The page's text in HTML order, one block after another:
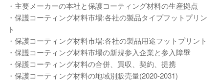
・主要メーカーの本社と保護コーティング材料の生産拠点
・保護コーティング材料市場:各社の製品タイプフットプリン
ト
・保護コーティング材料市場:各社の製品用途フットプリント
・保護コーティング材料市場の新規参入企業と参入障壁
・保護コーティング材料の合併、買収、契約、提携
・保護コーティング材料の地域別販売量(2020-2031)